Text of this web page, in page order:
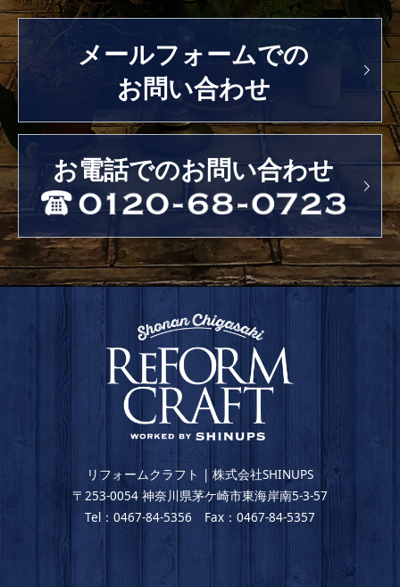
メールフォームでの
お問い合わせ
お電話でのお問い合わせ
リフォームクラフト | 株式会社SHINUPS
〒253-0054 神奈川県茅ケ崎市東海岸南5-3-57
Tel：0467-84-5356 Fax：0467-84-5357